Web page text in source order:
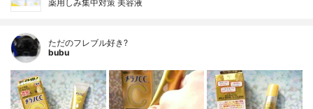
薬用しみ集中対策 美容液
ただのフレブル好き?
bubu